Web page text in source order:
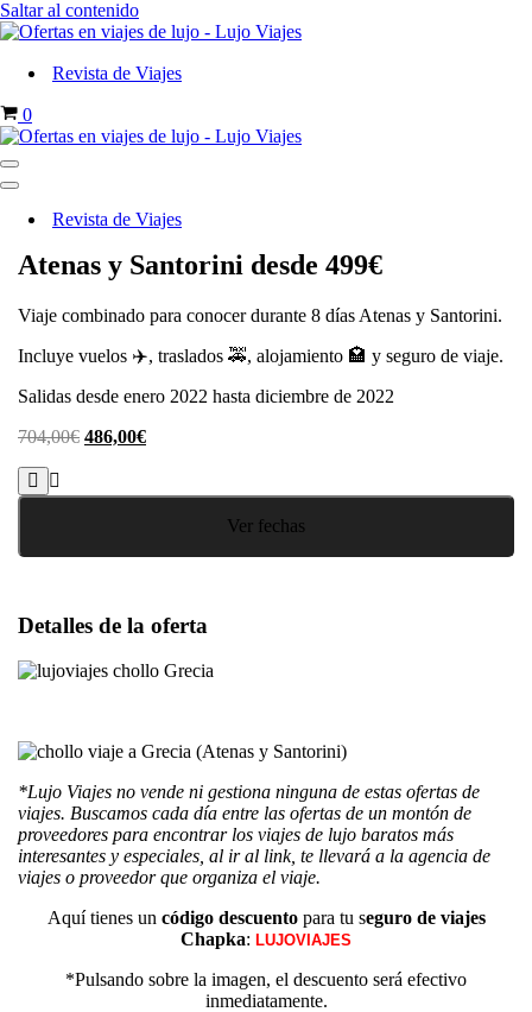
Saltar al contenido
Revista de Viajes
Carrito
0
Menú
de
navegación
Menú
Revista de Viajes
Atenas y Santorini desde 499€
Viaje combinado para conocer durante 8 días Atenas y Santorini.
Incluye vuelos ✈️, traslados 🚕, alojamiento 🏩 y seguro de viaje.
Salidas desde enero 2022 hasta diciembre de 2022
704,00€ El
era:
486,00€El
es:
Ver fechas
Detalles de la oferta
*Lujo Viajes no vende ni gestiona ninguna de estas ofertas de
viajes. Buscamos cada día entre las ofertas de un montón de
proveedores para encontrar los viajes de lujo baratos más
interesantes y especiales, al ir al link, te llevará a la agencia de
viajes o proveedor que organiza el viaje.
Aquí tienes un código descuentopara tu seguro de viajes
Chapka: LUJOVIAJES
*Pulsando sobre la imagen, el descuento será efectivo
inmediatamente.